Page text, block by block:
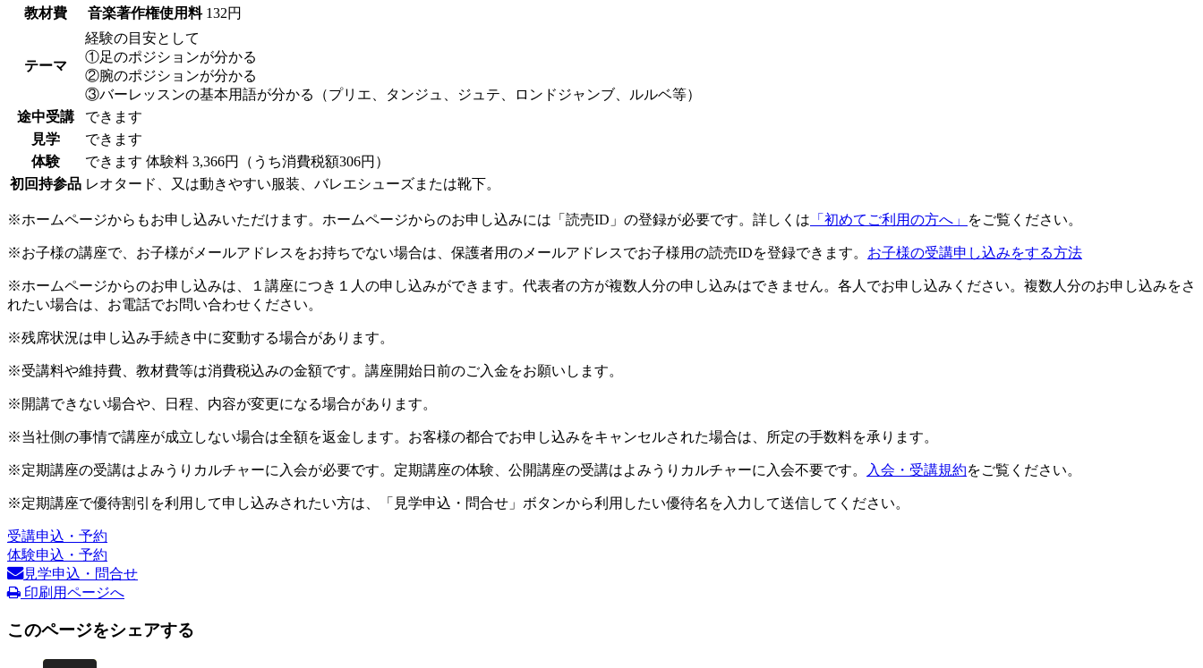
教材費
音楽著作権使用料 132円
テーマ
経験の目安として
①足のポジションが分かる
②腕のポジションが分かる
③バーレッスンの基本用語が分かる（プリエ、タンジュ、ジュテ、ロンドジャンブ、ルルベ等）
途中受講
できます
見学
できます
体験
できます 体験料 3,366円（うち消費税額306円）
初回持参品 レオタード、又は動きやすい服装、バレエシューズまたは靴下。
※ホームページからもお申し込みいただけます。ホームページからのお申し込みには「読売ID」の登録が必要です。詳しくは 「初めてご利用の方へ」 をご覧ください。
※お子様の講座で、お子様がメールアドレスをお持ちでない場合は、保護者用のメールアドレスでお子様用の読売IDを登録できます。 お子様の受講申し込みをする方法
※ホームページからのお申し込みは、１講座につき１人の申し込みができます。代表者の方が複数人分の申し込みはできません。各人でお申し込みください。複数人分のお申し込みをさ
れたい場合は、お電話でお問い合わせください。
※残席状況は申し込み手続き中に変動する場合があります。
※受講料や維持費、教材費等は消費税込みの金額です。講座開始日前のご入金をお願いします。
※開講できない場合や、日程、内容が変更になる場合があります。
※当社側の事情で講座が成立しない場合は全額を返金します。お客様の都合でお申し込みをキャンセルされた場合は、所定の手数料を承ります。
※定期講座の受講はよみうりカルチャーに入会が必要です。定期講座の体験、公開講座の受講はよみうりカルチャーに入会不要です。 入会・受講規約をご覧ください。
※定期講座で優待割引を利用して申し込みされたい方は、「見学申込・問合せ」ボタンから利用したい優待名を入力して送信してください。
受講申込・予約
体験申込・予約
見学申込・問合せ
印刷用ページへ
このページをシェアする